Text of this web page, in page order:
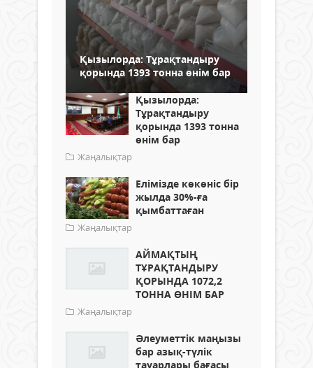
Қызылорда: Тұрақтандыру
қорында 1393 тонна өнім бар
Қызылорда:
Тұрақтандыру
қорында 1393 тонна
өнім бар
Жаңалықтар
Елімізде көкөніс бір
жылда 30%-ға
қымбаттаған
Жаңалықтар
АЙМАҚТЫҢ
ТҰРАҚТАНДЫРУ
ҚОРЫНДА 1072,2
ТОННА ӨНІМ БАР
Жаңалықтар
Әлеуметтік маңызы
бар азық-түлік
тауарлары бағасы